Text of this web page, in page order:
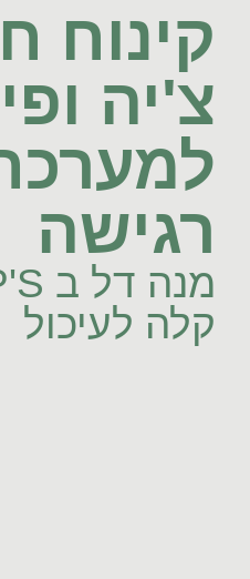
קינוח
צ'יה
רגישה
קלה לעיכול